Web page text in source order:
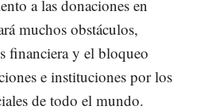
a las donaciones en
muchos obstáculos,
financiera y el bloqueo
e instituciones por los
de todo el mundo.